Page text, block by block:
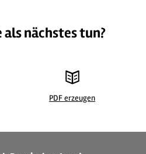
als nächstes tun?
PDF erzeugen